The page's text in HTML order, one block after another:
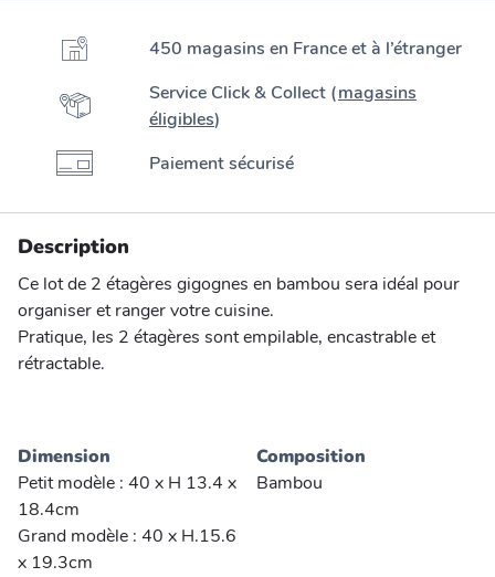
450 magasins en France et à l’étranger
Service Click & Collect (magasins
éligibles)
Paiement sécurisé
Description
Ce lot de 2 étagères gigognes en bambou sera idéal pour
organiser et ranger votre cuisine.
Pratique, les 2 étagères sont empilable, encastrable et
rétractable.
Dimension
Petit modèle : 40 x H 13.4 x
18.4cm
Grand modèle : 40 x H.15.6
x 19.3cm
Composition
Bambou